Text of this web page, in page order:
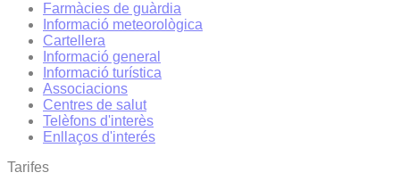
Farmàcies de guàrdia
Informació meteorològica
Cartellera
Informació general
Informació turística
Associacions
Centres de salut
Telèfons d'interès
Enllaços d'interés
Tarifes